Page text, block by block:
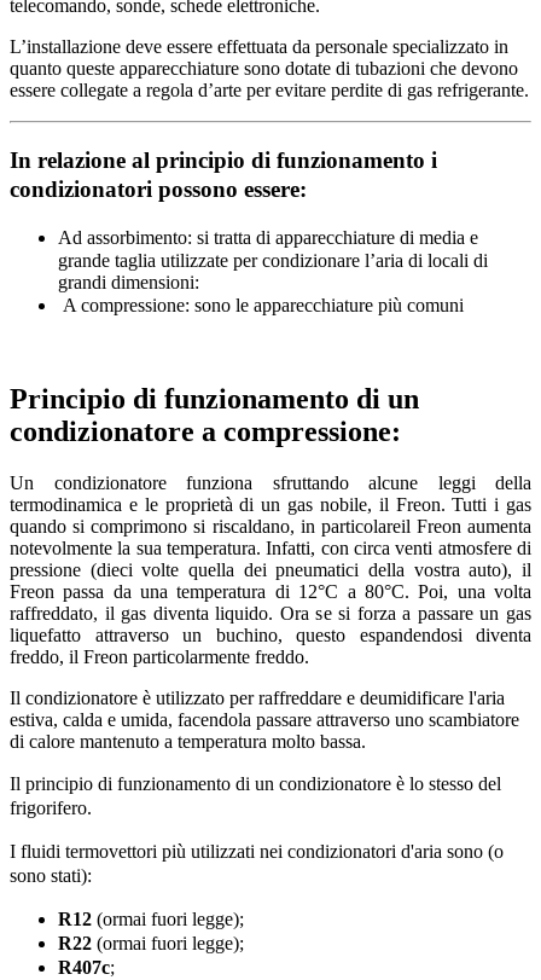
telecomando, sonde, schede elettroniche.
L’installazione deve essere effettuata da personale specializzato in
quanto queste apparecchiature sono dotate di tubazioni che devono
essere collegate a regola d’arte per evitare perdite di gas refrigerante.
In relazione al principio di funzionamento i
condizionatori possono essere:
Ad assorbimento: si tratta di apparecchiature di media e
grande taglia utilizzate per condizionare l’aria di locali di
grandi dimensioni:
A compressione: sono le apparecchiature più comuni
Principio di funzionamento di un
condizionatore a compressione:
Un condizionatore funziona sfruttando alcune leggi della
termodinamica e le proprietà di un gas nobile, il Freon. Tutti i gas
quando si comprimono si riscaldano, in particolareil Freon aumenta
notevolmente la sua temperatura. Infatti, con circa venti atmosfere di
pressione (dieci volte quella dei pneumatici della vostra auto), il
Freon passa da una temperatura di 12°C a 80°C. Poi, una volta
raffreddato, il gas diventa liquido. Ora se si forza a passare un gas
liquefatto attraverso un buchino, questo espandendosi diventa
freddo, il Freon particolarmente freddo.
Il condizionatore è utilizzato per raffreddare e deumidificare l'aria
estiva, calda e umida, facendola passare attraverso uno scambiatore
di calore mantenuto a temperatura molto bassa.
Il principio di funzionamento di un condizionatore è lo stesso del
frigorifero.
I fluidi termovettori più utilizzati nei condizionatori d'aria sono (o
sono stati):
R12 (ormai fuori legge);
R22 (ormai fuori legge);
R407c;